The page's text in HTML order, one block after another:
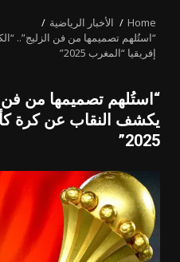
Home
الأخبار الرياضية
“استُلهم تصميمها من فن الزليج”..
إفريقيا “المغرب 2025”
“استُلهم تصميمها من فن
يكشف النقاب عن كرة
2025”